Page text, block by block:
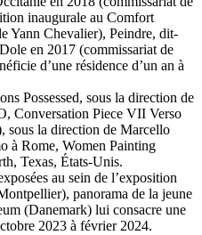
inaugurale au Comfort
Yann Chevalier), Peindre, dit-
en 2017 (commissariat de
d’une résidence d’un an à
Possessed, sous la direction de
Conversation Piece VII Verso
sous la direction de Marcello
à Rome, Women Painting
Texas, États-Unis.
au sein de l’exposition
panorama de la jeune
(Danemark) lui consacre une
2023 à février 2024.